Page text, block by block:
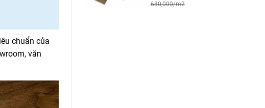
chuẩn của
văn
680,000/m2